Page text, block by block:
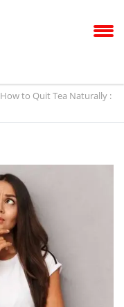
How to Quit Tea Naturally :